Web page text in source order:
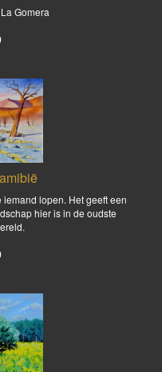
Gomera
lopen. Het geeft een
hier is in de oudste